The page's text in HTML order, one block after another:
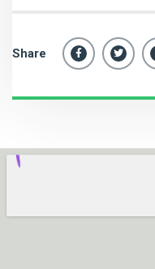
Share